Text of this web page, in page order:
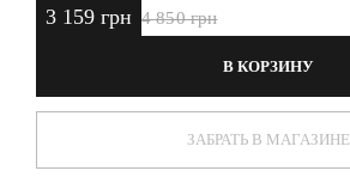
3 159 грн 4 850 грн
В КОРЗИНУ
ЗАБРАТЬ В МАГАЗИНЕ